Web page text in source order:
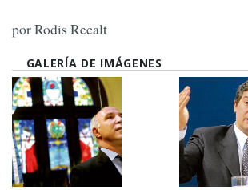
por Rodis Recalt
GALERÍA DE IMÁGENES